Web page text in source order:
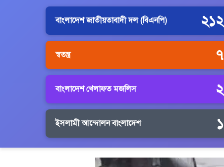
বাংলাদেশ জাতীয়তাবাদী দল (বিএনপি) ২১২
স্বতন্ত্র ৭
বাংলাদেশ খেলাফত মজলিস ২
ইসলামী আন্দোলন বাংলাদেশ ১